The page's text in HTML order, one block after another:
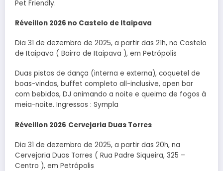
Pet Friendly.
Réveillon 2026 no Castelo de Itaipava
Dia 31 de dezembro de 2025, a partir das 21h, no Castelo
de Itaipava ( Bairro de Itaipava ), em Petrópolis
Duas pistas de dança (interna e externa), coquetel de
boas-vindas, buffet completo all-inclusive, open bar
com bebidas, DJ animando a noite e queima de fogos à
meia-noite. Ingressos : Sympla
Réveillon 2026 Cervejaria Duas Torres
Dia 31 de dezembro de 2025, a partir das 20h, na
Cervejaria Duas Torres ( Rua Padre Siqueira, 325 –
Centro ), em Petrópolis